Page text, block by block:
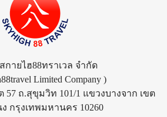
กายไฮ88ทราเวล จำกัด
Limited Company )
57 ถ.สุขุมวิท 101/1 แขวงบางจาก เขต
กรุงเทพมหานคร 10260